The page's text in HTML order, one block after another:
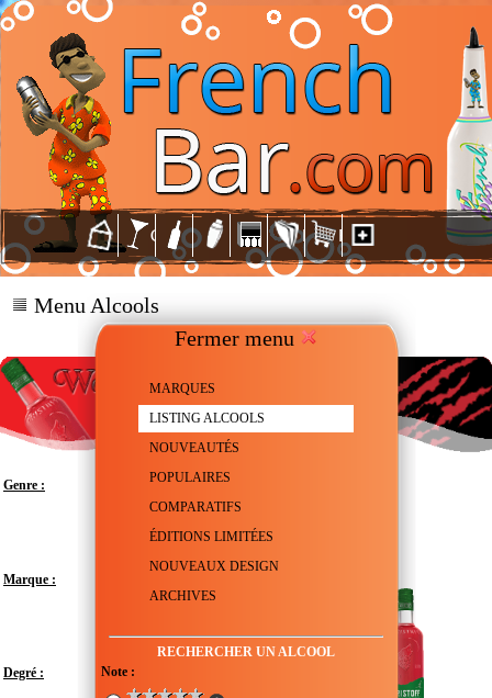
Fermer menu
MARQUES
LISTING ALCOOLS
NOUVEAUTÉS
POPULAIRES
COMPARATIFS
ÉDITIONS LIMITÉES
NOUVEAUX DESIGN
ARCHIVES
RECHERCHER UN ALCOOL
Note :
Menu Alcools
Genre : Vodka aromatisée à la Pastèque
Marque :
Degré :